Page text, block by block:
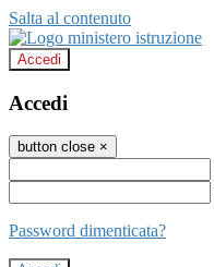
Salta al contenuto
Accedi
Accedi
button close ×
Password dimenticata?